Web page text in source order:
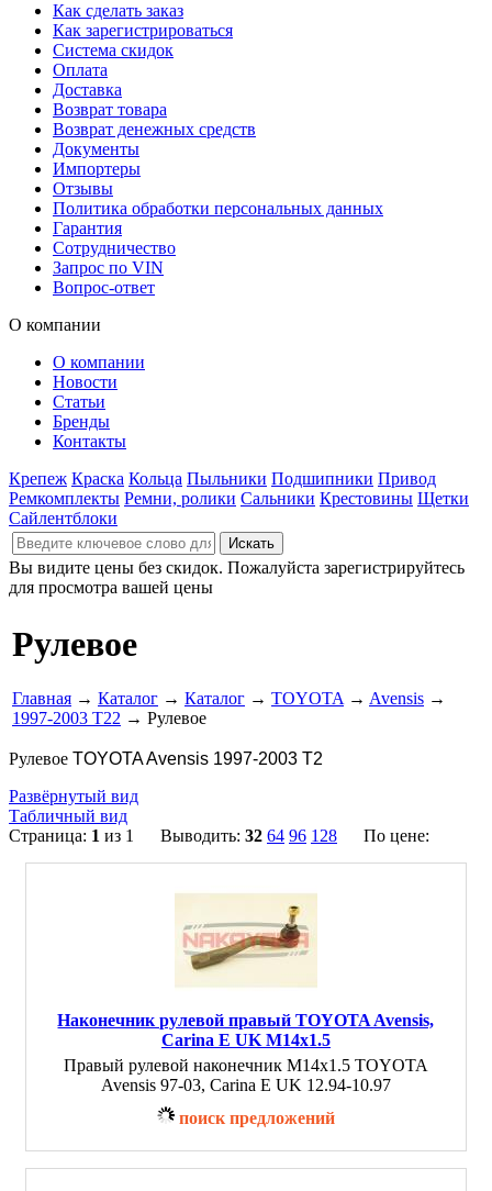
Как сделать заказ
Как зарегистрироваться
Система скидок
Оплата
Доставка
Возврат товара
Возврат денежных средств
Документы
Импортеры
Отзывы
Политика обработки персональных данных
Гарантия
Сотрудничество
Запрос по VIN
Вопрос-ответ
О компании
О компании
Новости
Статьи
Бренды
Контакты
Крепеж Краска Кольца Пыльники Подшипники Привод
Ремкомплекты Ремни, ролики Сальники Крестовины Щетки
Сайлентблоки
Вы видите цены без скидок. Пожалуйста зарегистрируйтесь
для просмотра вашей цены
Рулевое
Главная → Каталог → Каталог → TOYOTA → Avensis →
1997-2003 T22 → Рулевое
Рулевое TOYOTA Avensis 1997-2003 T2
Развёрнутый вид
Табличный вид
Страница: 1 из 1 Выводить: 32 64 96 128 По цене:
Наконечник рулевой правый TOYOTA Avensis,
Carina E UK M14x1.5
Правый рулевой наконечник M14x1.5 TOYOTA
Avensis 97-03, Carina E UK 12.94-10.97
поиск предложений